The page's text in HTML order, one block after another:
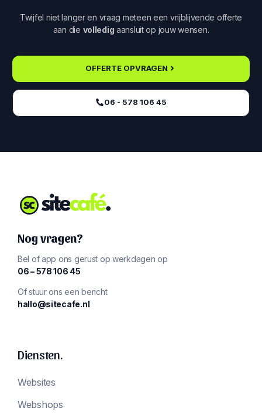
Twijfel niet langer en vraag meteen een vrijblijvende offerte
aan die volledig aansluit op jouw wensen.
OFFERTE OPVRAGEN
06 - 578 106 45‬
Nog vragen?
Bel of app ons gerust op werkdagen op
‪06 – 578 106 45‬
Of stuur ons een bericht
hallo@sitecafe.nl
Diensten.
Websites
Webshops